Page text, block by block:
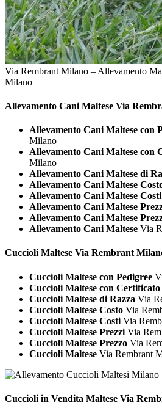
Via Rembrant Milano – Allevamento
Milano
Allevamento Cani Maltese Via
Allevamento Cani Maltese con
Milano
Allevamento Cani Maltese con
Milano
Allevamento Cani Maltese di
Allevamento Cani Maltese
Allevamento Cani Maltese Costi
Allevamento Cani Maltese
Allevamento Cani Maltese
Allevamento Cani Maltese Via
Cuccioli Maltese Via Rembrant
Cuccioli Maltese con Pedigree
Cuccioli Maltese con Certificato
Cuccioli Maltese di Razza Via
Cuccioli Maltese Costo Via
Cuccioli Maltese Costi Via
Cuccioli Maltese Prezzi Via
Cuccioli Maltese Prezzo Via
Cuccioli Maltese Via Rembrant
Cuccioli in Vendita Maltese Via